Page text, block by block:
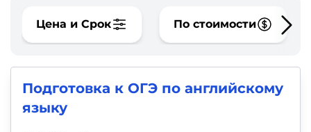
Цена и Срок По стоимости
Подготовка к ОГЭ по английскому
языку
Психология
Прочее